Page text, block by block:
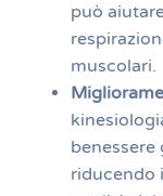
può
muscolari.
riducendo